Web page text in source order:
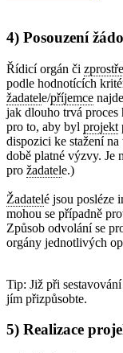
4) Posouzení
Řídicí orgán či
podle hodnotících
žadatele/příjemce
jak dlouho trvá
pro to, aby byl projekt
dispozici ke stažení
době platné výzvy. Je
pro žadatele.)
Žadatelé jsou posléze
mohou se případně
Způsob odvolání se
orgány jednotlivých
Tip: Již při
jím přizpůsobte.
5) Realizace